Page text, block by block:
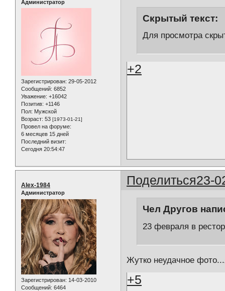
Администратор
Зарегистрирован: 29-05-2012
Сообщений: 6852
Уважение: +16042
Позитив: +1146
Пол: Мужской
Возраст: 53 [1973-01-21]
Провел на форуме:
6 месяцев 15 дней
Последний визит:
Сегодня 20:54:47
Скрытый текст:
Для просмотра
+2
Поделиться23-
Alex-1984
Администратор
Зарегистрирован: 14-03-2010
Сообщений: 6464
Чел Другов
23 февраля в
Жутко неудачное
+5